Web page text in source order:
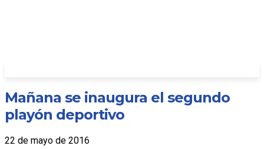
Mañana se inaugura el segundo
playón deportivo
22 de mayo de 2016